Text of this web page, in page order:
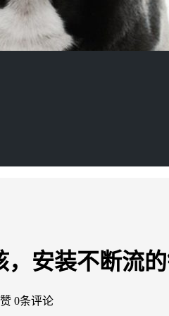
，安装不断流
0条评论